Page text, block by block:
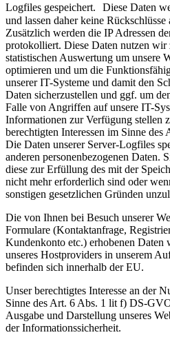
Logfiles gespeichert. Diese Daten
und lassen daher keine
Zusätzlich werden die IP Adressen
protokolliert. Diese Daten nutzen wir
statistischen Auswertung um unsere
optimieren und um die
unserer IT-Systeme und damit den
Daten sicherzustellen und ggf. um
Falle von Angriffen auf unsere IT-
Informationen zur Verfügung stellen
berechtigten Interessen im Sinne
Die Daten unserer Server-Logfiles
anderen personenbezogenen Daten.
diese zur Erfüllung des mit der
nicht mehr erforderlich sind oder
sonstigen gesetzlichen Gründen
Die von Ihnen bei Besuch unserer
Formulare (Kontaktanfrage,
Kundenkonto etc.) erhobenen Daten
unseres Hostproviders in unserem
befinden sich innerhalb der EU.
Unser berechtigtes Interesse an der
Sinne des Art. 6 Abs. 1 lit f) DS-
Ausgabe und Darstellung unseres
der Informationssicherheit.